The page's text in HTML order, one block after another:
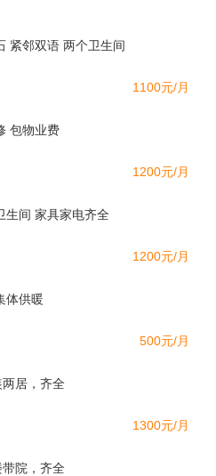
紧邻双语 两个卫生间
1100元/月
包物业费
1200元/月
生间 家具家电齐全
1200元/月
体供暖
500元/月
居，齐全
1300元/月
院，齐全